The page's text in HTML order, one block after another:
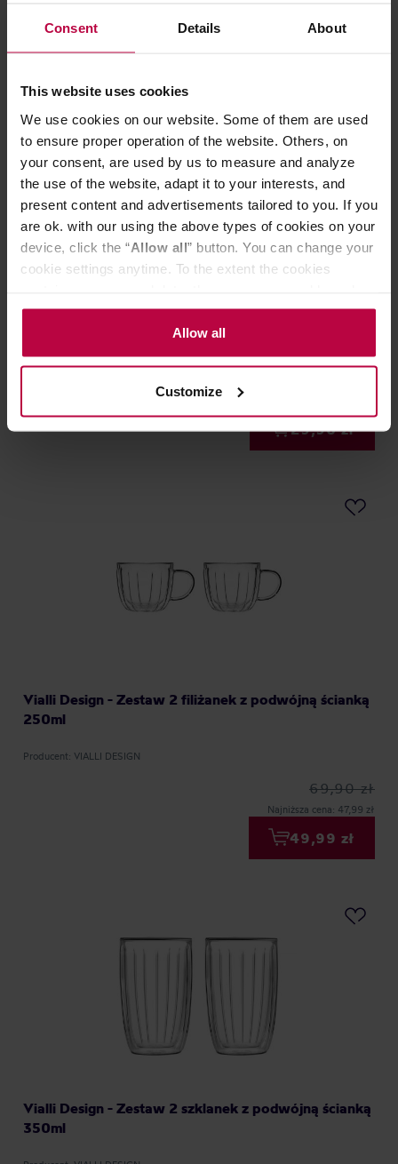
Consent Details About
This website uses cookies
We use cookies on our website. Some of them are used
to ensure proper operation of the website. Others, on
your consent, are used by us to measure and analyze
the use of the website, adapt it to your interests, and
present content and advertisements tailored to you. If you
are ok. with our using the above types of cookies on your
device, click the “Allow all” button. You can change your
cookie settings anytime. To the extent the cookies
the controller’s (namely, ALL GOOD S.A., ul.
Mazowiecka 24I/U9, 78-100 Kołobrzeg) or third parties’
legitimate interests which are to ensure a high quality of
activities of the controller and authorized entities. More
information about cookies and the personal data
processing, including your rights, can be found in the
Allow all
Customize
NOWOŚĆ
Vialli Design - filiżanki do espresso Geo Gold 120 ml
Producent: VIALLI DESIGN
29,90 zł
Vialli Design - Zestaw 2 filiżanek z podwójną ścianką
250ml
Producent: VIALLI DESIGN
69,90 zł
Najniższa cena: 47,99 zł
49,99 zł
Vialli Design - Zestaw 2 szklanek z podwójną ścianką
350ml